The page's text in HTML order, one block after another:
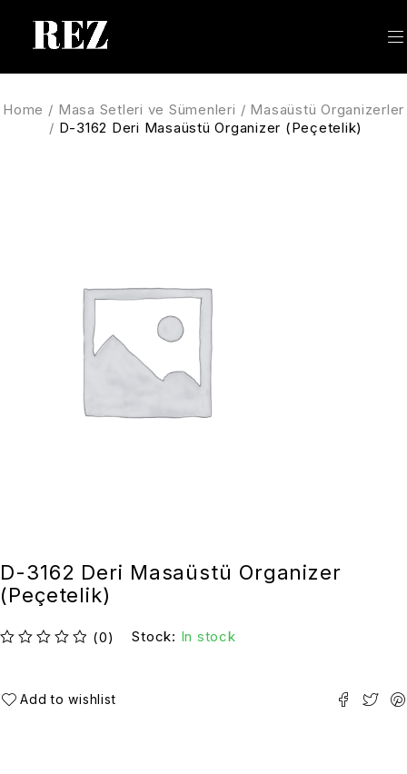
Home / Masa Setleri ve Sümenleri / Masaüstü Organizerler
/ D-3162 Deri Masaüstü Organizer (Peçetelik)
D-3162 Deri Masaüstü Organizer
(Peçetelik)
(0) Stock: In stock